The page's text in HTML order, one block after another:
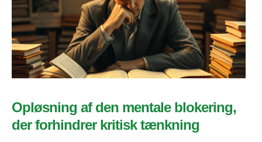
Opløsning af den mentale blokering,
der forhindrer kritisk tænkning